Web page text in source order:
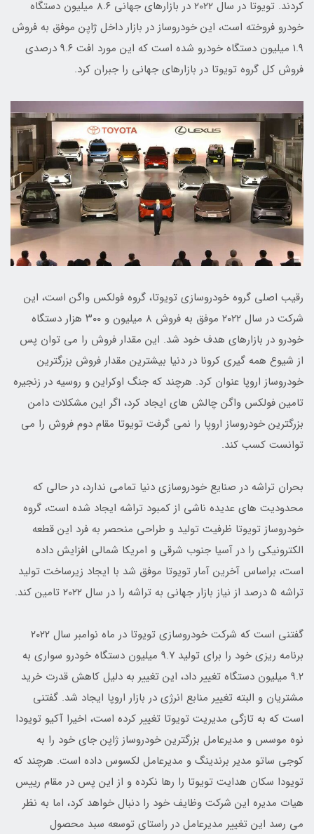
کردند. تویوتا در سال ۲۰۲۲ در بازارهای جهانی ۸.۶ میلیون دستگاه
خودرو فروخته است، این خودروساز در بازار داخل ژاپن موفق به فروش
۱.۹ میلیون دستگاه خودرو شده است که این مورد افت ۹.۶ درصدی
فروش کل گروه تویوتا در بازارهای جهانی را جبران کرد.
رقیب اصلی گروه خودروسازی تویوتا، گروه فولکس واگن است، این
شرکت در سال ۲۰۲۲ موفق به فروش ۸ میلیون و ۳۰۰ هزار دستگاه
خودرو در بازارهای هدف خود شد. این مقدار فروش را می توان پس
از شیوع همه گیری کرونا در دنیا بیشترین مقدار فروش بزرگترین
خودروساز اروپا عنوان کرد. هرچند که جنگ اوکراین و روسیه در زنجیره
تامین فولکس واگن چالش های ایجاد کرد، اگر این مشکلات دامن
بزرگترین خودروساز اروپا را نمی گرفت تویوتا مقام دوم فروش را می
توانست کسب کند.
بحران تراشه در صنایع خودروسازی دنیا تمامی ندارد، در حالی که
محدودیت های عدیده ناشی از کمبود تراشه ایجاد شده است، گروه
خودروساز تویوتا ظرفیت تولید و طراحی منحصر به فرد این قطعه
الکترونیکی را در آسیا جنوب شرقی و امریکا شمالی افزایش داده
است، براساس آخرین آمار تویوتا موفق شد با ایجاد زیرساخت تولید
تراشه ۵ درصد از نیاز بازار جهانی به تراشه را در سال ۲۰۲۲ تامین کند.
گفتنی است که شرکت خودروسازی تویوتا در ماه نوامبر سال ۲۰۲۲
برنامه ریزی خود را برای تولید ۹.۷ میلیون دستگاه خودرو سواری به
۹.۲ میلیون دستگاه تغییر داد، این تغییر به دلیل کاهش قدرت خرید
مشتریان و البته تغییر منابع انرژی در بازار اروپا ایجاد شد. گفتنی
است که به تازگی مدیریت تویوتا تغییر کرده است، اخیرا آکیو تویودا
نوه موسس و مدیرعامل بزرگترین خودروساز ژاپن جای خود را به
کوجی ساتو مدیر برندینگ و مدیرعامل لکسوس داده است. هرچند که
تویودا سکان هدایت تویوتا را رها نکرده و از این پس در مقام رییس
هیات مدیره این شرکت وظایف خود را دنبال خواهد کرد، اما به نظر
می رسد این تغییر مدیرعامل در راستای توسعه سبد محصول